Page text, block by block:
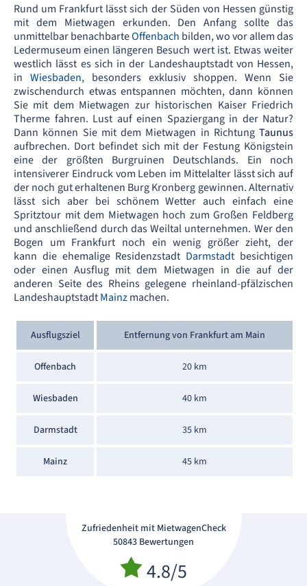
Rund um Frankfurt lässt sich der Süden von Hessen günstig
mit dem Mietwagen erkunden. Den Anfang sollte das
unmittelbar benachbarteOffenbach bilden, wo vor allem das
Ledermuseum einen längeren Besuch wert ist. Etwas weiter
westlich lässt es sich in der Landeshauptstadt von Hessen,
in Wiesbaden, besonders exklusiv shoppen. Wenn Sie
zwischendurch etwas entspannen möchten, dann können
Sie mit dem Mietwagen zur historischen Kaiser Friedrich
Therme fahren. Lust auf einen Spaziergang in der Natur?
Dann können Sie mit dem Mietwagen in Richtung Taunus
aufbrechen. Dort befindet sich mit der Festung Königstein
eine der größten Burgruinen Deutschlands. Ein noch
intensiverer Eindruck vom Leben im Mittelalter lässt sich auf
der noch gut erhaltenen Burg Kronberg gewinnen. Alternativ
lässt sich aber bei schönem Wetter auch einfach eine
Spritztour mit dem Mietwagen hoch zum Großen Feldberg
und anschließend durch das Weiltal unternehmen. Wer den
Bogen um Frankfurt noch ein wenig größer zieht, der
kann die ehemalige Residenzstadt Darmstadtbesichtigen
oder einen Ausflug mit dem Mietwagen in die auf der
anderen Seite des Rheins gelegene rheinland-pfälzischen
LandeshauptstadtMainzmachen.
Ausflugsziel Entfernung von Frankfurt am Main
Offenbach 20 km
Wiesbaden 40 km
Darmstadt 35 km
Mainz 45 km
Zufriedenheit mit MietwagenCheck
50843 Bewertungen
4.8/5